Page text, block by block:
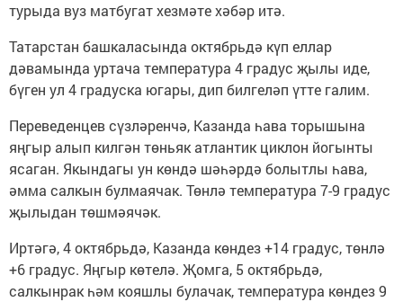
турыда вуз матбугат хезмәте хәбәр итә.
Татарстан башкаласында октябрьдә күп еллар
дәвамында уртача температура 4 градус җылы иде,
бүген ул 4 градуска югары, дип билгеләп үтте галим.
Переведенцев сүзләренчә, Казанда һава торышына
яңгыр алып килгән төньяк атлантик циклон йогынты
ясаган. Якындагы ун көндә шәһәрдә болытлы һава,
әмма салкын булмаячак. Төнлә температура 7-9 градус
җылыдан төшмәячәк.
Иртәгә, 4 октябрьдә, Казанда көндез +14 градус, төнлә
+6 градус. Яңгыр көтелә. Җомга, 5 октябрьдә,
салкынрак һәм кояшлы булачак, температура көндез 9